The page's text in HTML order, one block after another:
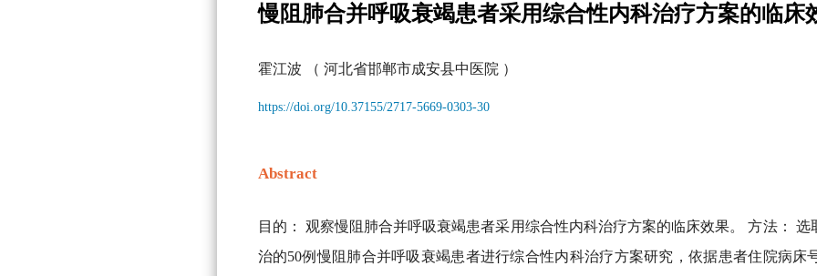
慢阻肺合并呼吸衰竭患者采用综合性内科治疗方案的临床
霍江波 （ 河北省邯郸市成安县中医院 ）
https://doi.org/10.37155/2717-5669-0303-30
Abstract
目的： 观察慢阻肺合并呼吸衰竭患者采用综合性内科治疗方案的临床效果。 方法： 选
治的50例慢阻肺合并呼吸衰竭患者进行综合性内科治疗方案研究，依据患者住院病床